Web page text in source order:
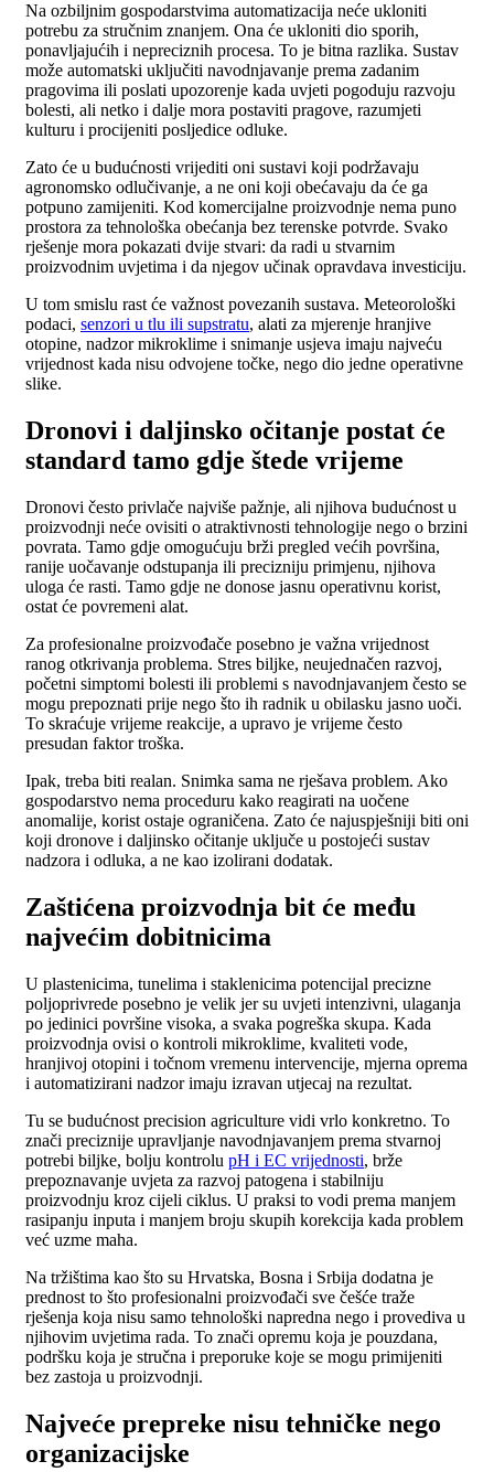
Na ozbiljnim gospodarstvima automatizacija neće ukloniti
potrebu za stručnim znanjem. Ona će ukloniti dio sporih,
ponavljajućih i nepreciznih procesa. To je bitna razlika. Sustav
može automatski uključiti navodnjavanje prema zadanim
pragovima ili poslati upozorenje kada uvjeti pogoduju razvoju
bolesti, ali netko i dalje mora postaviti pragove, razumjeti
kulturu i procijeniti posljedice odluke.
Zato će u budućnosti vrijediti oni sustavi koji podržavaju
agronomsko odlučivanje, a ne oni koji obećavaju da će ga
potpuno zamijeniti. Kod komercijalne proizvodnje nema puno
prostora za tehnološka obećanja bez terenske potvrde. Svako
rješenje mora pokazati dvije stvari: da radi u stvarnim
proizvodnim uvjetima i da njegov učinak opravdava investiciju.
U tom smislu rast će važnost povezanih sustava. Meteorološki
podaci, senzori u tlu ili supstratu, alati za mjerenje hranjive
otopine, nadzor mikroklime i snimanje usjeva imaju najveću
vrijednost kada nisu odvojene točke, nego dio jedne operativne
slike.
Dronovi i daljinsko očitanje postat će
standard tamo gdje štede vrijeme
Dronovi često privlače najviše pažnje, ali njihova budućnost u
proizvodnji neće ovisiti o atraktivnosti tehnologije nego o brzini
povrata. Tamo gdje omogućuju brži pregled većih površina,
ranije uočavanje odstupanja ili precizniju primjenu, njihova
uloga će rasti. Tamo gdje ne donose jasnu operativnu korist,
ostat će povremeni alat.
Za profesionalne proizvođače posebno je važna vrijednost
ranog otkrivanja problema. Stres biljke, neujednačen razvoj,
početni simptomi bolesti ili problemi s navodnjavanjem često se
mogu prepoznati prije nego što ih radnik u obilasku jasno uoči.
To skraćuje vrijeme reakcije, a upravo je vrijeme često
presudan faktor troška.
Ipak, treba biti realan. Snimka sama ne rješava problem. Ako
gospodarstvo nema proceduru kako reagirati na uočene
anomalije, korist ostaje ograničena. Zato će najuspješniji biti oni
koji dronove i daljinsko očitanje uključe u postojeći sustav
nadzora i odluka, a ne kao izolirani dodatak.
Zaštićena proizvodnja bit će među
najvećim dobitnicima
U plastenicima, tunelima i staklenicima potencijal precizne
poljoprivrede posebno je velik jer su uvjeti intenzivni, ulaganja
po jedinici površine visoka, a svaka pogreška skupa. Kada
proizvodnja ovisi o kontroli mikroklime, kvaliteti vode,
hranjivoj otopini i točnom vremenu intervencije, mjerna oprema
i automatizirani nadzor imaju izravan utjecaj na rezultat.
Tu se budućnost precision agriculture vidi vrlo konkretno. To
znači preciznije upravljanje navodnjavanjem prema stvarnoj
potrebi biljke, bolju kontrolu pH i EC vrijednosti, brže
prepoznavanje uvjeta za razvoj patogena i stabilniju
proizvodnju kroz cijeli ciklus. U praksi to vodi prema manjem
rasipanju inputa i manjem broju skupih korekcija kada problem
već uzme maha.
Na tržištima kao što su Hrvatska, Bosna i Srbija dodatna je
prednost to što profesionalni proizvođači sve češće traže
rješenja koja nisu samo tehnološki napredna nego i provediva u
njihovim uvjetima rada. To znači opremu koja je pouzdana,
podršku koja je stručna i preporuke koje se mogu primijeniti
bez zastoja u proizvodnji.
Najveće prepreke nisu tehničke nego
organizacijske